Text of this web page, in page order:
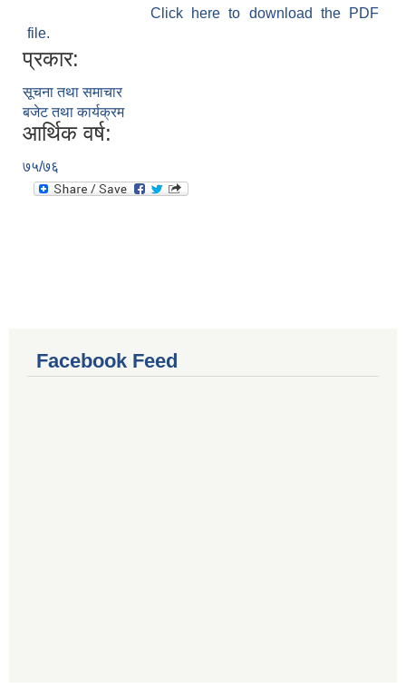
Click here to download the PDF
file.
प्रकार:
सूचना तथा समाचार
बजेट तथा कार्यक्रम
आर्थिक वर्ष:
७५/७६
Facebook Feed